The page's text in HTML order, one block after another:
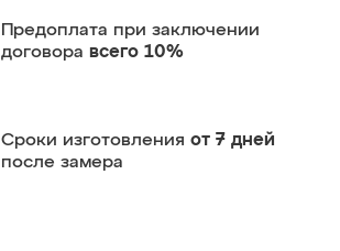
Предоплата при заключении
договора всего 10%
Сроки изготовления от 7 дней
после замера